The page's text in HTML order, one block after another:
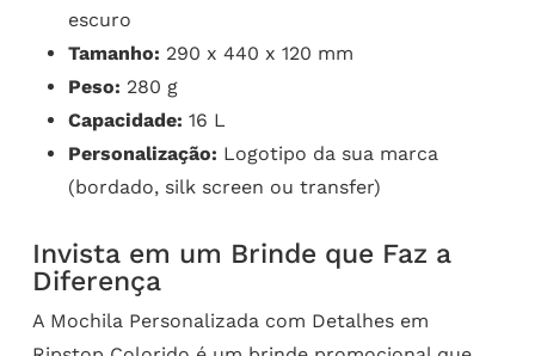
escuro
Tamanho: 290 x 440 x 120 mm
Peso: 280 g
Capacidade: 16 L
Personalização: Logotipo da sua marca
(bordado, silk screen ou transfer)
Invista em um Brinde que Faz a
Diferença
A Mochila Personalizada com Detalhes em